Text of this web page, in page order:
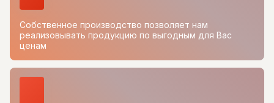
Собственное производство позволяет нам
реализовывать продукцию по выгодным для Вас
ценам